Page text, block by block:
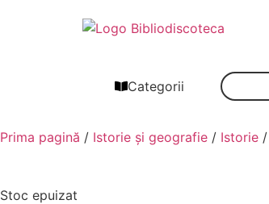
Categorii
Prima pagină / Istorie și geografie / Istorie
Stoc epuizat